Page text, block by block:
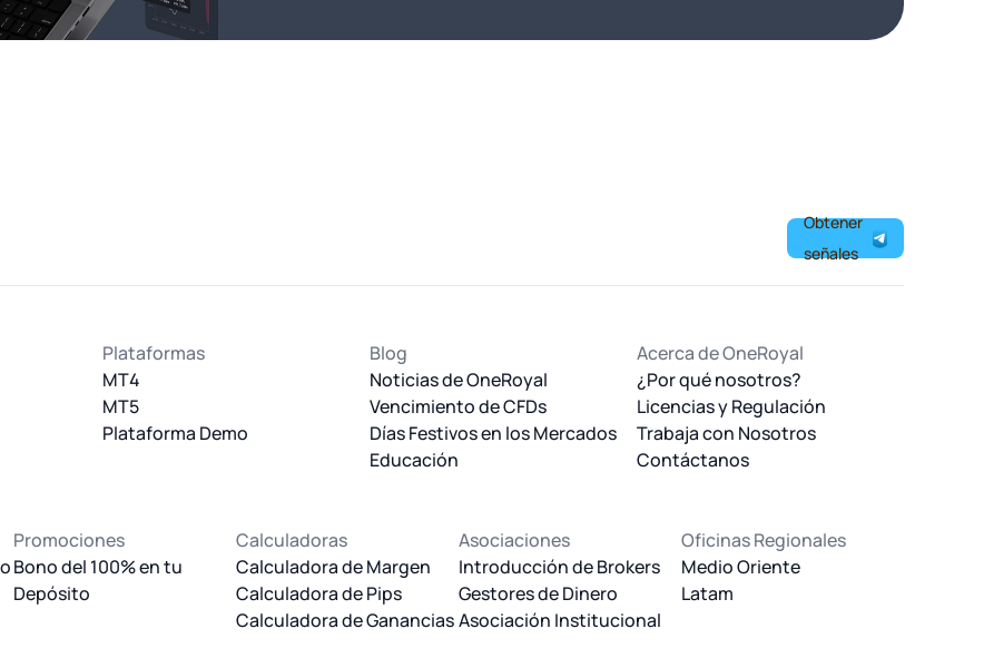
Obtener
señales
Plataformas
MT4
MT5
Plataforma Demo
Blog
Noticias de OneRoyal
Vencimiento de CFDs
Días Festivos en los Mercados
Educación
Acerca de OneRoyal
¿Por qué nosotros?
Licencias y Regulación
Trabaja con Nosotros
Contáctanos
Promociones
Bono del 100% en tu
Depósito
Calculadoras
Calculadora de Margen
Calculadora de Pips
Calculadora de Ganancias
Asociaciones
Introducción de Brokers
Gestores de Dinero
Asociación Institucional
Oficinas Regionales
Medio Oriente
Latam